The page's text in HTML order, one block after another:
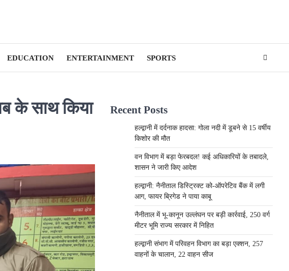
EDUCATION ENTERTAINMENT SPORTS
के साथ किया
Recent Posts
हल्द्वानी में दर्दनाक हादसा: गोला नदी में डूबने से 15 वर्षीय
किशोर की मौत
वन विभाग में बड़ा फेरबदल! कई अधिकारियों के तबादले,
शासन ने जारी किए आदेश
हल्द्वानी: नैनीताल डिस्ट्रिक्ट को-ऑपरेटिव बैंक में लगी
आग, फायर ब्रिगेड ने पाया काबू
नैनीताल में भू-कानून उल्लंघन पर बड़ी कार्रवाई, 250 वर्ग
मीटर भूमि राज्य सरकार में निहित
हल्द्वानी संभाग में परिवहन विभाग का बड़ा एक्शन, 257
वाहनों के चालान, 22 वाहन सीज